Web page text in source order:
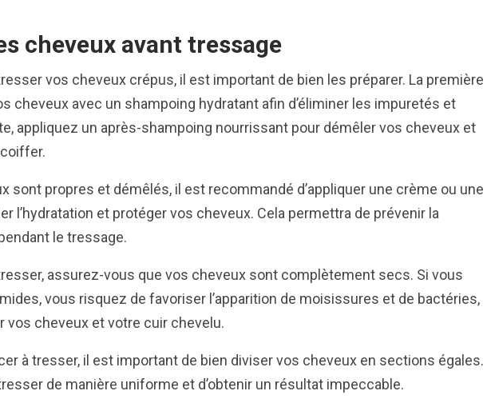
cheveux avant tressage
vos cheveux crépus, il est important de bien les préparer. La première
cheveux avec un shampoing hydratant afin d’éliminer les impuretés et
appliquez un après-shampoing nourrissant pour démêler vos cheveux et
sont propres et démêlés, il est recommandé d’appliquer une crème ou une
l’hydratation et protéger vos cheveux. Cela permettra de prévenir la
le tressage.
assurez-vous que vos cheveux sont complètement secs. Si vous
vous risquez de favoriser l’apparition de moisissures et de bactéries,
vos cheveux et votre cuir chevelu.
à tresser, il est important de bien diviser vos cheveux en sections égales.
de manière uniforme et d’obtenir un résultat impeccable.